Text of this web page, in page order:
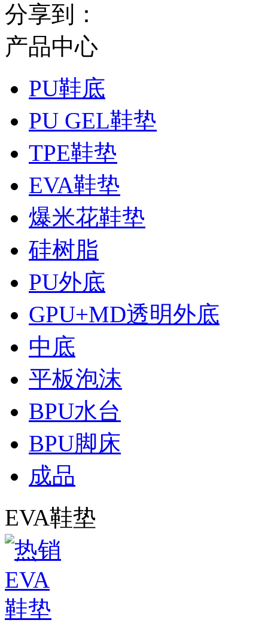
分享到：
产品中心
PU鞋底
PU GEL鞋垫
TPE鞋垫
EVA鞋垫
爆米花鞋垫
硅树脂
PU外底
GPU+MD透明外底
中底
平板泡沫
BPU水台
BPU脚床
成品
EVA鞋垫